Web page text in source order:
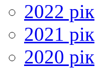
2022 рік
2021 рік
2020 рік